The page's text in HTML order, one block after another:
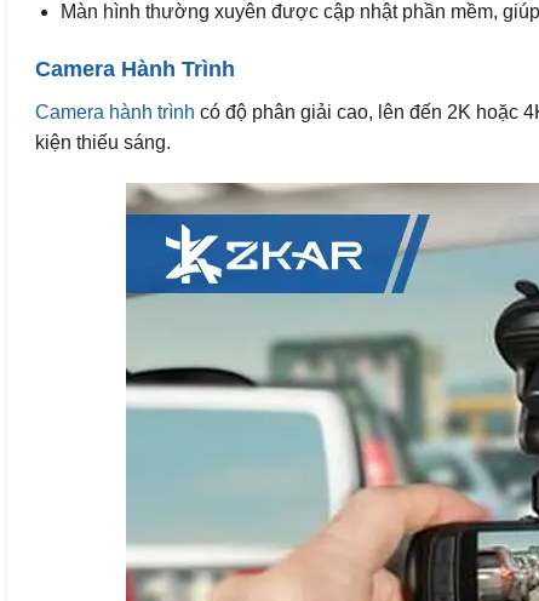
Màn hình thường xuyên được cập nhật phần mềm,
Camera Hành Trình
Camera hành trình có độ phân giải cao, lên đến 2K hoặc
kiện thiếu sáng.